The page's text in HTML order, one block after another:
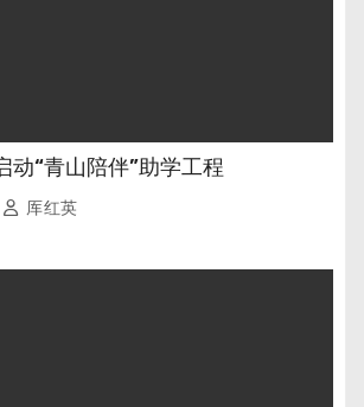
动“青山陪伴”助学工程
厍红英